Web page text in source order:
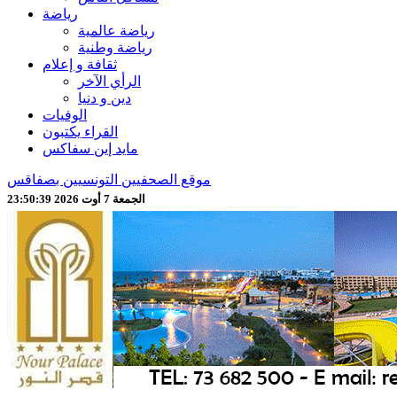
رياضة
رياضة عالمية
رياضة وطنية
ثقافة و إعلام
الرأي الآخر
دين و دنيا
الوفيات
القراء يكتبون
مايد إين سفاكس
موقع الصحفيين التونسيين بصفاقس
الجمعة 7 أوت 2026 23:50:41